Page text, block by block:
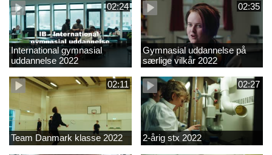
02:24
International gymnasial
uddannelse 2022
02:35
Gymnasial uddannelse på
særlige vilkår 2022
02:11
Team Danmark klasse 2022
02:27
2-årig stx 2022